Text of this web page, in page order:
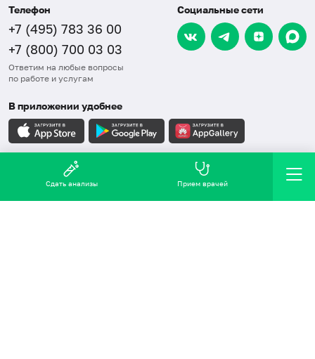
Телефон
+7 (495) 783 36 00
+7 (800) 700 03 03
Ответим на любые вопросы
по работе и услугам
Социальные сети
В приложении удобнее
Карта сайта
СОУТ
Сдать анализы Прием врачей